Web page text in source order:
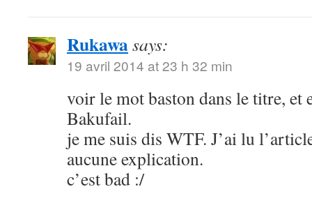
Rukawasays:
19 avril 2014 at 23 h 32 min
voir le mot baston dans le titre, et
Bakufail.
je me suis dis WTF. J’ai lu
aucune explication.
c’est bad :/